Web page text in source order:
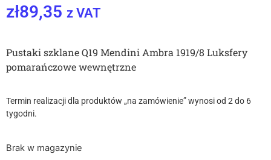
zł89,35 z VAT
Pustaki szklane Q19 Mendini Ambra 1919/8 Luksfery
pomarańczowe wewnętrzne
Termin realizacji dla produktów „na zamówienie” wynosi od 2 do 6
tygodni.
Brak w magazynie